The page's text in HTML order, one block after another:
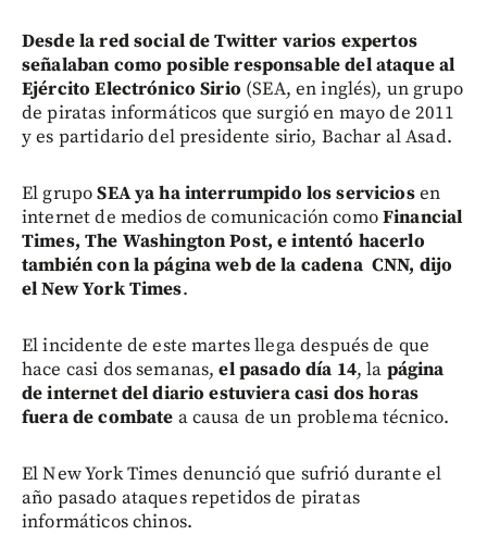
Desde la red social de Twitter varios expertos
señalaban como posible responsable del ataque al
Ejército Electrónico Sirio (SEA, en inglés), un grupo
de piratas informáticos que surgió en mayo de 2011
y es partidario del presidente sirio, Bachar al Asad.
El grupoSEA ya ha interrumpido los serviciosen
internet de medios de comunicación comoFinancial
Times, The Washington Post, e intentó hacerlo
también con la página web de la cadena CNN, dijo
el New York Times.
El incidente de este martes llega después de que
hace casi dos semanas,el pasado día 14, la página
de internet del diario estuviera casi dos horas
fuera de combate a causa de un problema técnico.
El New York Times denunció que sufrió durante el
año pasado ataques repetidos de piratas
informáticos chinos.